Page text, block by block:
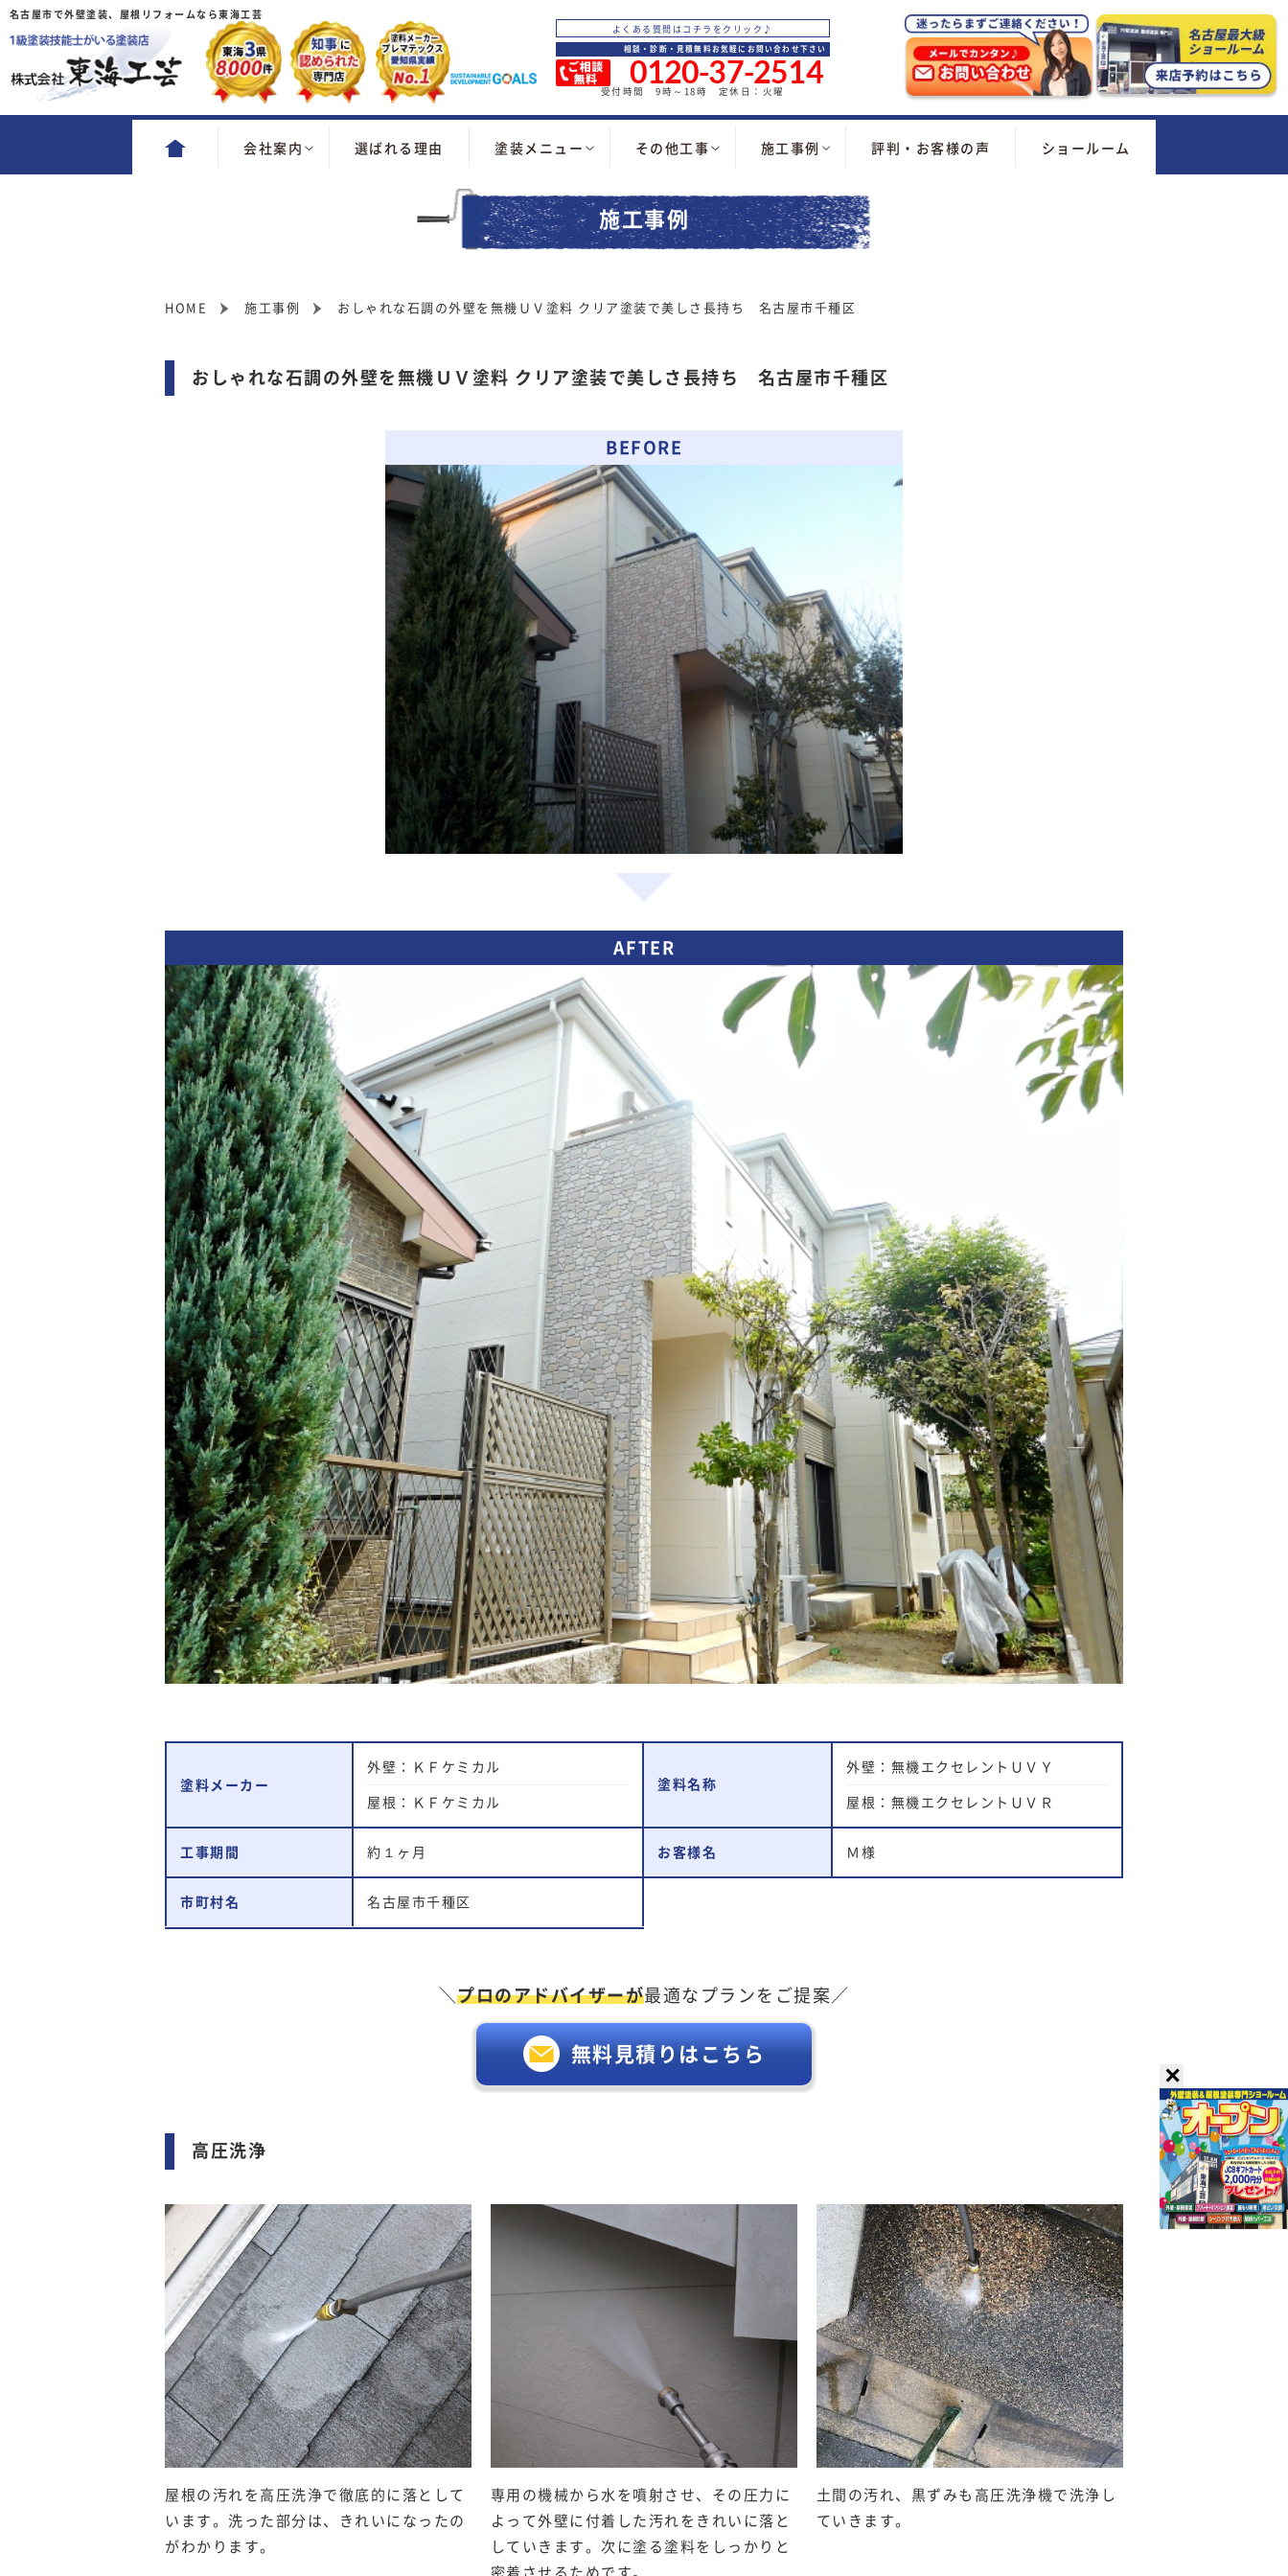
名古屋市で外壁塗装、屋根リフォームなら東海工芸
よくある質問はコチラをクリック♪
相談・診断・見積無料お気軽にお問い合わせ下さい
0120-37-2514
受付時間 9時～18時 定休日：火曜
会社案内 選ばれる理由 塗装メニュー その他工事 施工事例 評判・お客様の声 ショールーム
施工事例
HOME 施工事例 おしゃれな石調の外壁を無機ＵＶ塗料 クリア塗装で美しさ長持ち 名古屋市千種区
おしゃれな石調の外壁を無機ＵＶ塗料 クリア塗装で美しさ長持ち 名古屋市千種区
BEFORE
AFTER
塗料メーカー
外壁：ＫＦケミカル
屋根：ＫＦケミカル
塗料名称
外壁：無機エクセレントＵＶＹ
屋根：無機エクセレントＵＶＲ
工事期間 約１ヶ月 お客様名 Ｍ様
市町村名 名古屋市千種区
＼ プロのアドバイザーが最適なプランをご提案／
無料見積りはこちら
高圧洗浄
屋根の汚れを高圧洗浄で徹底的に落として
います。洗った部分は、きれいになったの
がわかります。
専用の機械から水を噴射させ、その圧力に
よって外壁に付着した汚れをきれいに落と
していきます。次に塗る塗料をしっかりと
密着させるためです。
土間の汚れ、黒ずみも高圧洗浄機で洗浄し
ていきます。
✕